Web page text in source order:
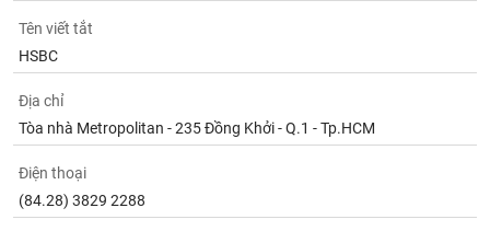
Tên viết tắt
HSBC
Địa chỉ
Tòa nhà Metropolitan - 235 Đồng Khởi - Q.1 - Tp.HCM
Điện thoại
(84.28) 3829 2288
vụ
(-)
Đào
tạo
Sách